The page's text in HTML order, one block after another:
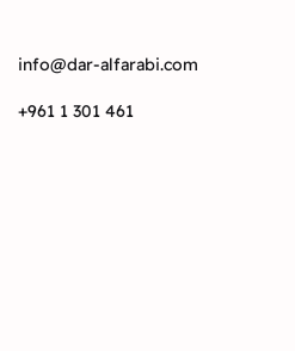
info@dar-alfarabi.com
+961 1 301 461